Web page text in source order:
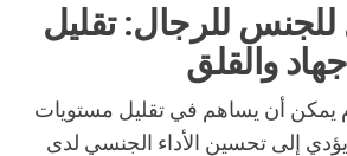
للجنس للرجال: تقليل
والقلق
يمكن أن يساهم في تقليل مستويات
يؤدي إلى تحسين الأداء الجنسي لدى